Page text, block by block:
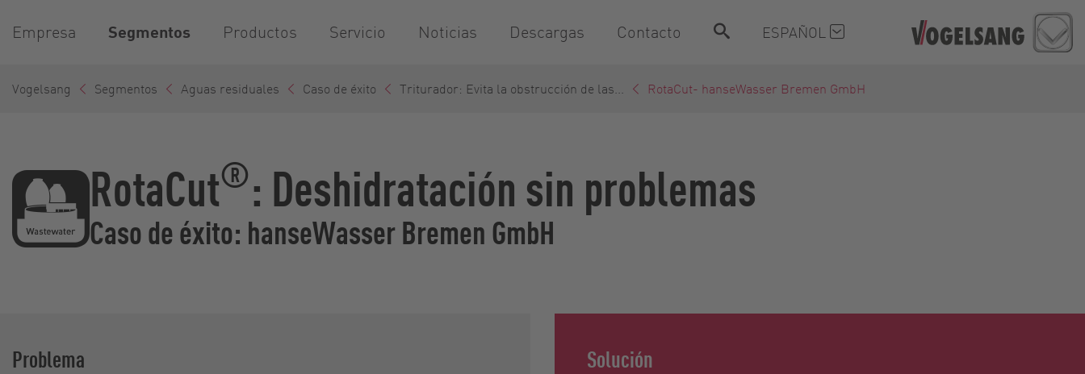
Empresa Segmentos Productos Servicio Noticias Descargas Contacto ESPAÑOL
Vogelsang Segmentos Aguas residuales Caso de éxito Triturador: Evita la obstrucción de las... RotaCut- hanseWasser Bremen GmbH
RotaCut®: Deshidratación sin problemas
Caso de éxito: hanseWasser Bremen GmbH
Problema Solución